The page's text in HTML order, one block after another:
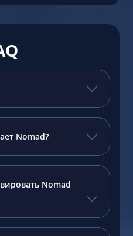
Nomad?
Nomad